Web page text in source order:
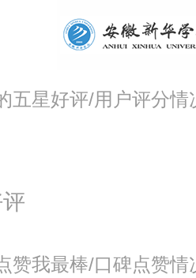
五星好评/用户评分情
赞我最棒/口碑点赞情